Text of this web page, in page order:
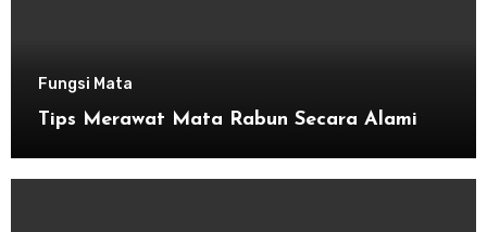
Fungsi Mata
Tips Merawat Mata Rabun Secara Alami